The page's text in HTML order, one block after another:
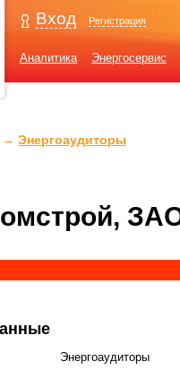
Вход Регистрация
Аналитика Энергосервис
→ Энергоаудиторы
Энергоаудиторы